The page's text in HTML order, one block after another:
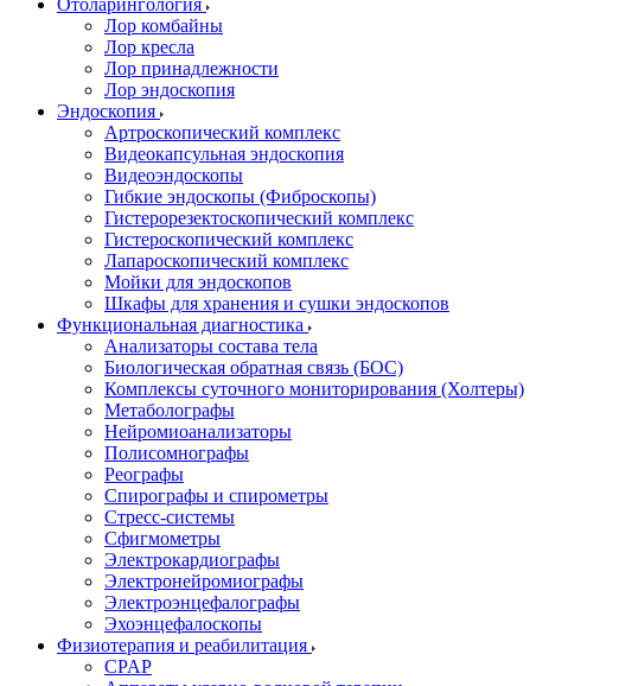
Отоларингология
Лор комбайны
Лор кресла
Лор принадлежности
Лор эндоскопия
Эндоскопия
Артроскопический комплекс
Видеокапсульная эндоскопия
Видеоэндоскопы
Гибкие эндоскопы (Фиброcкопы)
Гистерорезектоскопический комплекс
Гистероскопический комплекс
Лапароскопический комплекс
Мойки для эндоскопов
Шкафы для хранения и сушки эндоскопов
Функциональная диагностика
Анализаторы состава тела
Биологическая обратная связь (БОС)
Комплексы суточного мониторирования (Холтеры)
Метаболографы
Нейромиоанализаторы
Полисомнографы
Реографы
Спирографы и спирометры
Стресс-системы
Сфигмометры
Электрокардиографы
Электронейромиографы
Электроэнцефалографы
Эхоэнцефалоскопы
Физиотерапия и реабилитация
CPAP